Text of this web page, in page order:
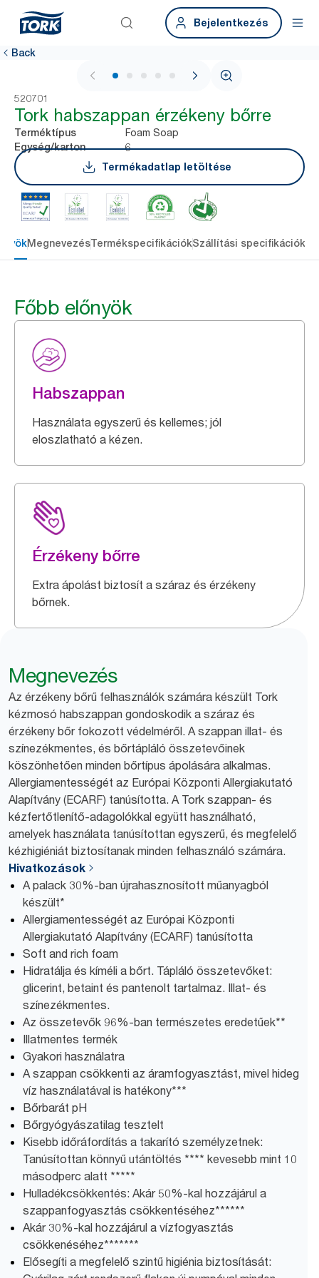
Bejelentkezés
Back
1 / 6
520701
Tork habszappan érzékeny bőrre
Terméktípus Foam Soap
Egység/karton
6
Termékadatlap letöltése
MegnevezésTermékspecifikációkSzállítási specifikációk
Főbb előnyök
Habszappan
Használata egyszerű és kellemes; jól
eloszlatható a kézen.
Érzékeny bőrre
Extra ápolást biztosít a száraz és érzékeny
bőrnek.
Megnevezés
Az érzékeny bőrű felhasználók számára készült Tork
kézmosó habszappan gondoskodik a száraz és
érzékeny bőr fokozott védelméről. A szappan illat- és
színezékmentes, és bőrtápláló összetevőinek
köszönhetően minden bőrtípus ápolására alkalmas.
Allergiamentességét az Európai Központi Allergiakutató
Alapítvány (ECARF) tanúsította. A Tork szappan- és
kézfertőtlenítő-adagolókkal együtt használható,
amelyek használata tanúsítottan egyszerű, és megfelelő
kézhigiéniát biztosítanak minden felhasználó számára.
Hivatkozások
A palack 30%-ban újrahasznosított műanyagból
készült*
Allergiamentességét az Európai Központi
Allergiakutató Alapítvány (ECARF) tanúsította
Soft and rich foam
Hidratálja és kíméli a bőrt. Tápláló összetevőket:
glicerint, betaint és pantenolt tartalmaz. Illat- és
színezékmentes.
Az összetevők 96%-ban természetes eredetűek**
Illatmentes termék
Gyakori használatra
A szappan csökkenti az áramfogyasztást, mivel hideg
víz használatával is hatékony***
Bőrbarát pH
Bőrgyógyászatilag tesztelt
Kisebb időráfordítás a takarító személyzetnek:
Tanúsítottan könnyű utántöltés **** kevesebb mint 10
másodperc alatt *****
Hulladékcsökkentés: Akár 50%-kal hozzájárul a
szappanfogyasztás csökkentéséhez******
Akár 30%-kal hozzájárul a vízfogyasztás
csökkenéséhez*******
Elősegíti a megfelelő szintű higiénia biztosítását: